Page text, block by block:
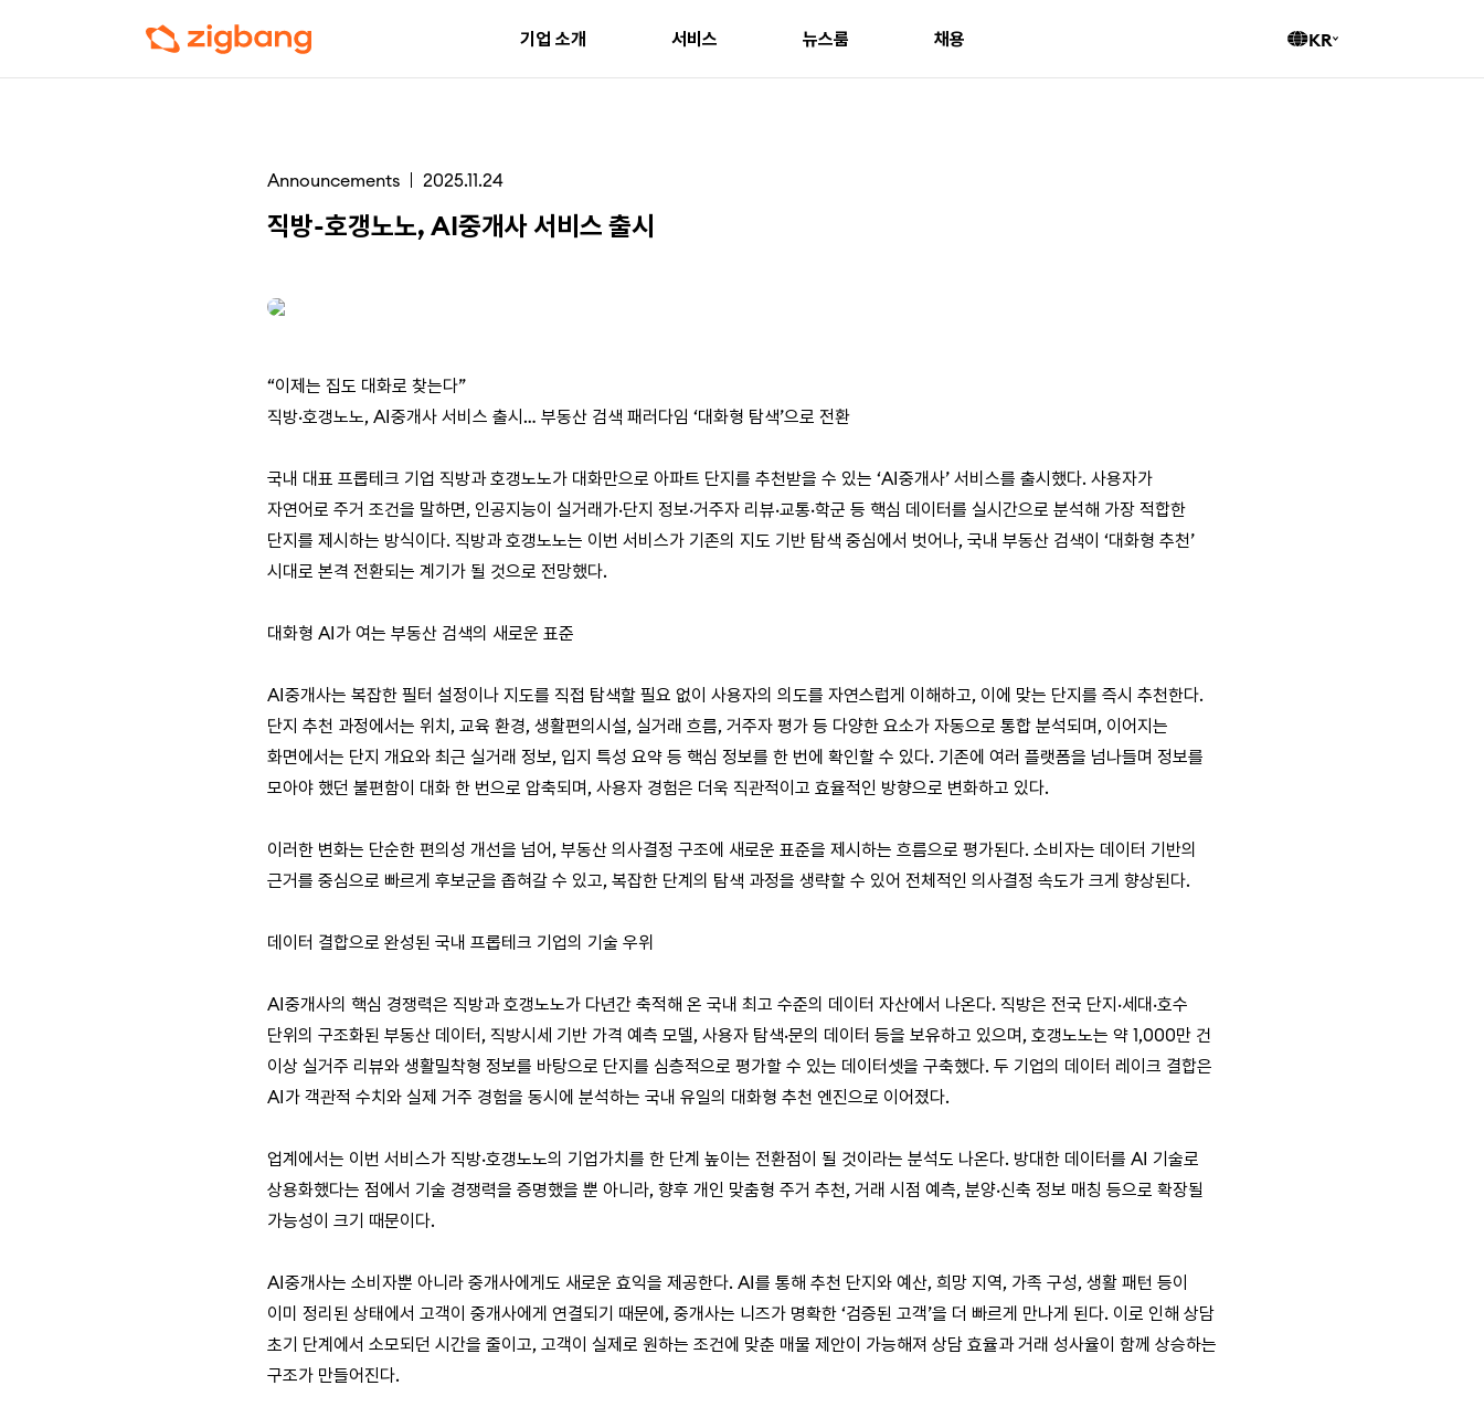
기업 소개 서비스 뉴스룸 채용 KR
Announcements 2025.11.24
직방-호갱노노, AI중개사 서비스 출시
“이제는 집도 대화로 찾는다”
직방·호갱노노, AI중개사 서비스 출시… 부동산 검색 패러다임 ‘대화형 탐색’으로 전환
국내 대표 프롭테크 기업 직방과 호갱노노가 대화만으로 아파트 단지를 추천받을 수 있는 ‘AI중개사’ 서비스를 출시했다. 사용자가
자연어로 주거 조건을 말하면, 인공지능이 실거래가·단지 정보·거주자 리뷰·교통·학군 등 핵심 데이터를 실시간으로 분석해 가장 적합한
단지를 제시하는 방식이다. 직방과 호갱노노는 이번 서비스가 기존의 지도 기반 탐색 중심에서 벗어나, 국내 부동산 검색이 ‘대화형 추천’
시대로 본격 전환되는 계기가 될 것으로 전망했다.
대화형 AI가 여는 부동산 검색의 새로운 표준
AI중개사는 복잡한 필터 설정이나 지도를 직접 탐색할 필요 없이 사용자의 의도를 자연스럽게 이해하고, 이에 맞는 단지를 즉시 추천한다.
단지 추천 과정에서는 위치, 교육 환경, 생활편의시설, 실거래 흐름, 거주자 평가 등 다양한 요소가 자동으로 통합 분석되며, 이어지는
화면에서는 단지 개요와 최근 실거래 정보, 입지 특성 요약 등 핵심 정보를 한 번에 확인할 수 있다. 기존에 여러 플랫폼을 넘나들며 정보를
모아야 했던 불편함이 대화 한 번으로 압축되며, 사용자 경험은 더욱 직관적이고 효율적인 방향으로 변화하고 있다.
이러한 변화는 단순한 편의성 개선을 넘어, 부동산 의사결정 구조에 새로운 표준을 제시하는 흐름으로 평가된다. 소비자는 데이터 기반의
근거를 중심으로 빠르게 후보군을 좁혀갈 수 있고, 복잡한 단계의 탐색 과정을 생략할 수 있어 전체적인 의사결정 속도가 크게 향상된다.
데이터 결합으로 완성된 국내 프롭테크 기업의 기술 우위
AI중개사의 핵심 경쟁력은 직방과 호갱노노가 다년간 축적해 온 국내 최고 수준의 데이터 자산에서 나온다. 직방은 전국 단지·세대·호수
단위의 구조화된 부동산 데이터, 직방시세 기반 가격 예측 모델, 사용자 탐색·문의 데이터 등을 보유하고 있으며, 호갱노노는 약 1,000만 건
이상 실거주 리뷰와 생활밀착형 정보를 바탕으로 단지를 심층적으로 평가할 수 있는 데이터셋을 구축했다. 두 기업의 데이터 레이크 결합은
AI가 객관적 수치와 실제 거주 경험을 동시에 분석하는 국내 유일의 대화형 추천 엔진으로 이어졌다.
업계에서는 이번 서비스가 직방·호갱노노의 기업가치를 한 단계 높이는 전환점이 될 것이라는 분석도 나온다. 방대한 데이터를 AI 기술로
상용화했다는 점에서 기술 경쟁력을 증명했을 뿐 아니라, 향후 개인 맞춤형 주거 추천, 거래 시점 예측, 분양·신축 정보 매칭 등으로 확장될
가능성이 크기 때문이다.
AI중개사는 소비자뿐 아니라 중개사에게도 새로운 효익을 제공한다. AI를 통해 추천 단지와 예산, 희망 지역, 가족 구성, 생활 패턴 등이
이미 정리된 상태에서 고객이 중개사에게 연결되기 때문에, 중개사는 니즈가 명확한 ‘검증된 고객’을 더 빠르게 만나게 된다. 이로 인해 상담
초기 단계에서 소모되던 시간을 줄이고, 고객이 실제로 원하는 조건에 맞춘 매물 제안이 가능해져 상담 효율과 거래 성사율이 함께 상승하는
구조가 만들어진다.